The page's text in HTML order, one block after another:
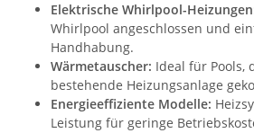
Elektrische Whirlpool-
Whirlpool angeschlossen und
Handhabung.
Wärmetauscher: Ideal für Pools,
bestehende Heizungsanlage
Energieeffiziente Modelle:
Leistung für geringe